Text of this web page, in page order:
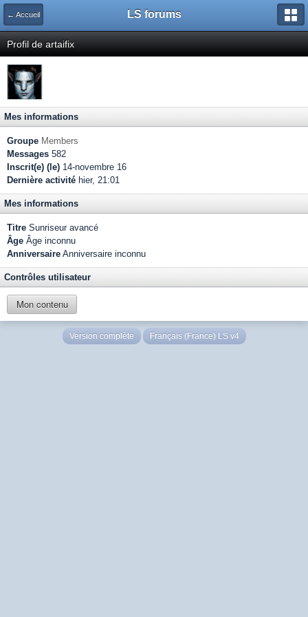
← Accueil LS forums
Profil de artaifix
Mes informations
Groupe Members
Messages 582
Inscrit(e) (le) 14-novembre 16
Dernière activité hier, 21:01
Mes informations
Titre Sunriseur avancé
Âge Âge inconnu
Anniversaire Anniversaire inconnu
Contrôles utilisateur
Mon contenu
Version complète Français (France) LS v4